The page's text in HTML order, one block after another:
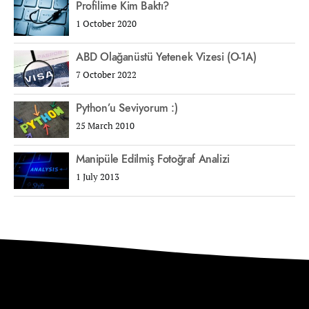
Profilime Kim Baktı?
1 October 2020
ABD Olağanüstü Yetenek Vizesi (O-1A)
7 October 2022
Python’u Seviyorum :)
25 March 2010
Manipüle Edilmiş Fotoğraf Analizi
1 July 2013